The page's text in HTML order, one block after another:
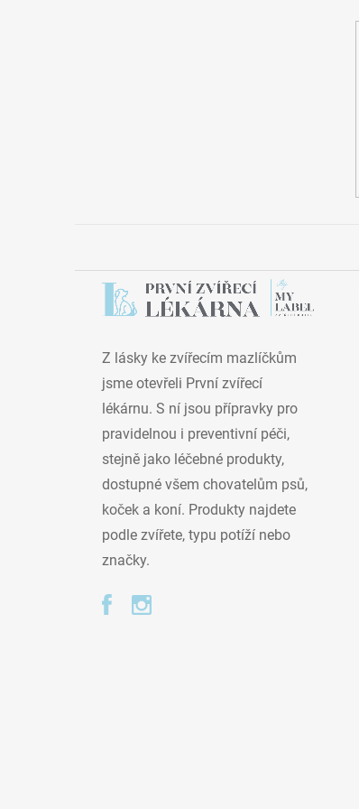
Z lásky ke zvířecím mazlíčkům
jsme otevřeli První zvířecí
lékárnu. S ní jsou přípravky pro
pravidelnou i preventivní péči,
stejně jako léčebné produkty,
dostupné všem chovatelům psů,
koček a koní. Produkty najdete
podle zvířete, typu potíží nebo
značky.